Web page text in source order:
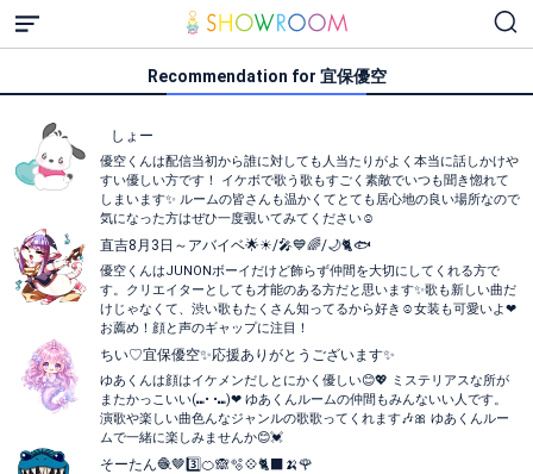
Recommendation for 宜保優空
⠀しょー
​優空くんは配信当初から誰に対しても人当たりがよく本当に話しかけや
すい優しい方です！ イケボで歌う歌もすごく素敵でいつも聞き惚れて
しまいます✨ ルームの皆さんも温かくてとても居心地の良い場所なので
気になった方はぜひ一度覗いてみてください☺️
直吉8月3日～アバイベ🌟☀/🎤💙🌈/🌙🐈️🐟
優空くんはJUNONボーイだけど飾らず仲間を大切にしてくれる方で
す。クリエイターとしても才能のある方だと思います✨️歌も新しい曲だ
けじゃなくて、渋い歌もたくさん知ってるから好き☺️女装も可愛いよ❤
お薦め！顔と声のギャップに注目！
ちい♡宜保優空✨応援ありがとうございます✨
ゆあくんは顔はイケメンだしとにかく優しい😊💖 ミステリアスな所が
またかっこいい(⑉• •⑉)❤︎ ゆあくんルームの仲間もみんないい人です。
演歌や楽しい曲色んなジャンルの歌歌ってくれます🎶🎀 ゆあくんルー
ムで一緒に楽しみませんか😊💓
そーたん🧶🤎3️⃣🍊🙈︎🫧‪‪💠🐈‍⬛🍌🌹